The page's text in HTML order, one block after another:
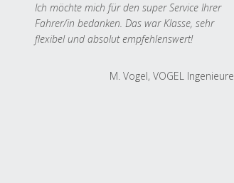
Ich möchte mich für den super Service Ihrer
Fahrer/in bedanken. Das war Klasse, sehr
flexibel und absolut empfehlenswert!
M. Vogel, VOGEL Ingenieure